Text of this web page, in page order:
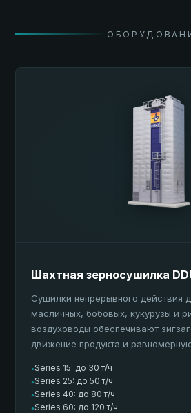
Шахтная зерносушилка
Сушилки непрерывного действия
масличных, бобовых, кукурузы и
воздуховоды обеспечивают
движение продукта и
● Series 15: до 30 т/ч
● Series 25: до 50 т/ч
● Series 40: до 80 т/ч
● Series 60: до 120 т/ч